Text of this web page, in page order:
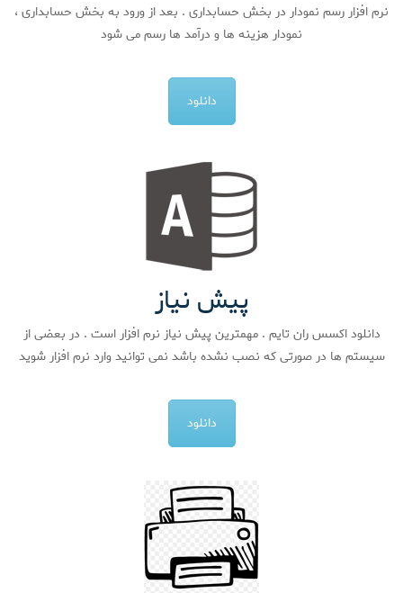
نرم افزار رسم نمودار در بخش حسابداری . بعد از ورود به بخش حسابداری ،
نمودار هزینه ها و درآمد ها رسم می شود
دانلود
پیش نیاز
دانلود اکسس ران تایم . مهمترین پیش نیاز نرم افزار است . در بعضی از
سیستم ها در صورتی که نصب نشده باشد نمی توانید وارد نرم افزار شوید
دانلود